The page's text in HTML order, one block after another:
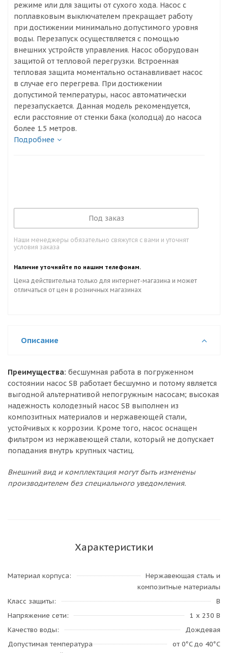
режиме или для защиты от сухого хода. Насос с
поплавковым выключателем прекращает работу
при достижении минимально допустимого уровня
воды. Перезапуск осуществляется с помощью
внешних устройств управления. Насос оборудован
защитой от тепловой перегрузки. Встроенная
тепловая защита моментально останавливает насос
в случае его перегрева. При достижении
допустимой температуры, насос автоматически
перезапускается. Данная модель рекомендуется,
если расстояние от стенки бака (колодца) до насоса
более 1.5 метров.
Подробнее
Под заказ
Наши менеджеры обязательно свяжутся с вами и уточнят
условия заказа
Наличие уточняйте по нашим телефонам.
Цена действительна только для интернет-магазина и может
отличаться от цен в розничных магазинах
Описание
Преимущества: бесшумная работа в погруженном
состоянии насос SB работает бесшумно и потому является
выгодной альтернативой непогружным насосам; высокая
надежность колодезный насос SB выполнен из
композитных материалов и нержавеющей стали,
устойчивых к коррозии. Кроме того, насос оснащен
фильтром из нержавеющей стали, который не допускает
попадания внутрь крупных частиц.
Внешний вид и комплектация могут быть изменены
производителем без специального уведомления.
Характеристики
Материал корпуса
Нержавеющая сталь и
композитные материалы
Класс защиты
B
Напряжение сети
1 х 230 В
Качество воды
Дождевая
Допустимая температура
от 0°C до 40°C